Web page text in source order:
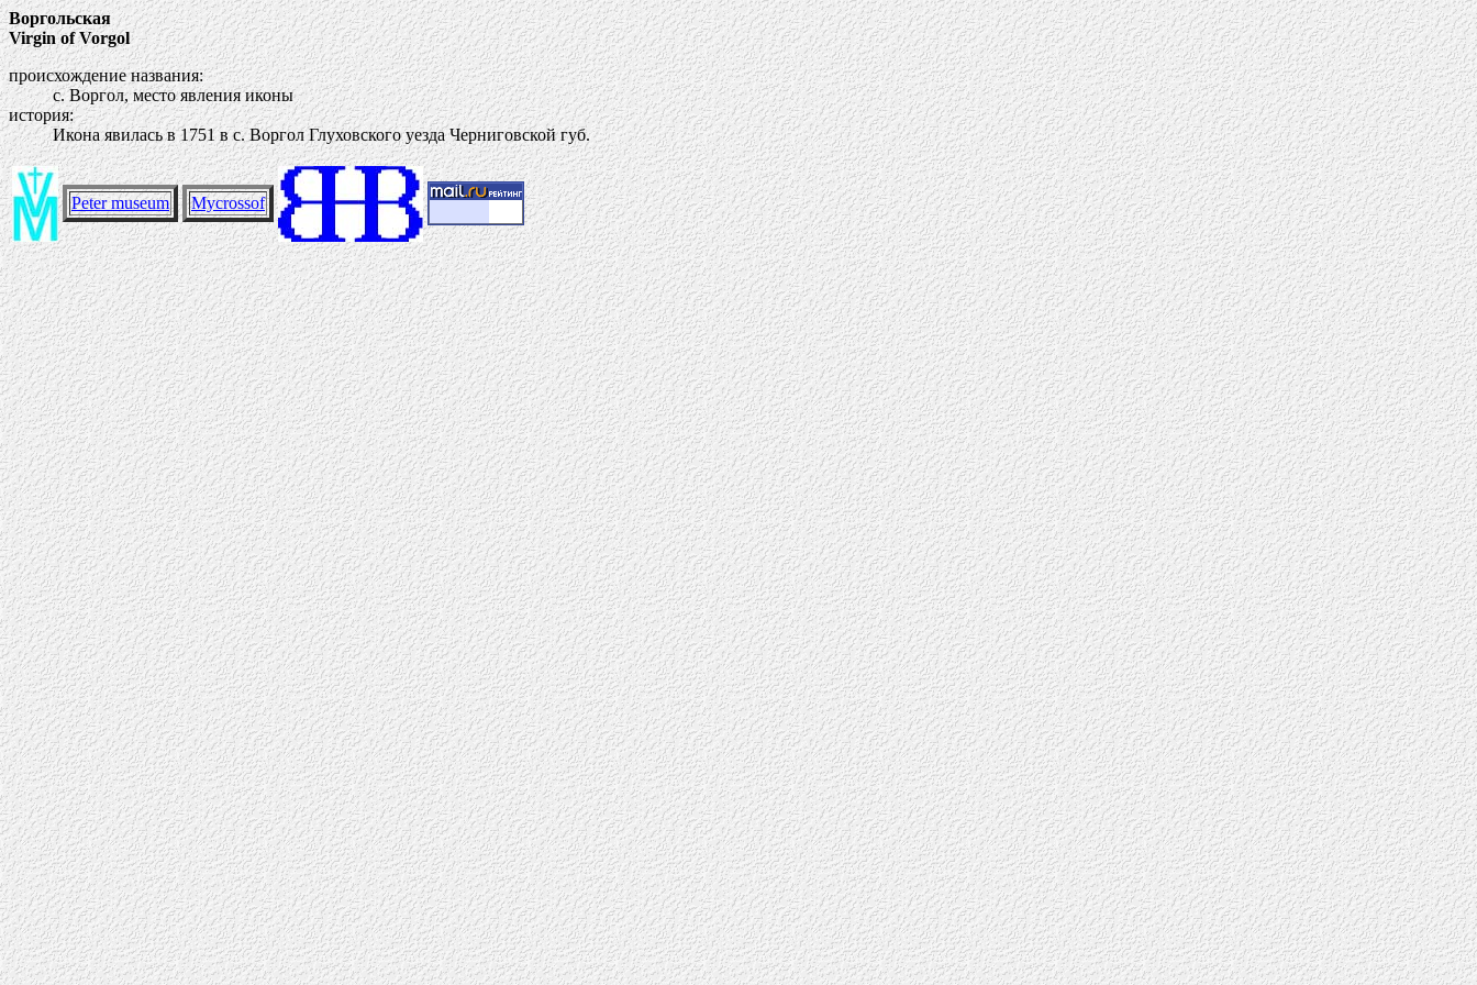
Воргольская
Virgin of Vorgol
происхождение названия:
с. Воргол, место явления иконы
история:
Икона явилась в 1751 в с. Воргол Глуховского уезда Черниговской губ.
Peter museum Mycrossof